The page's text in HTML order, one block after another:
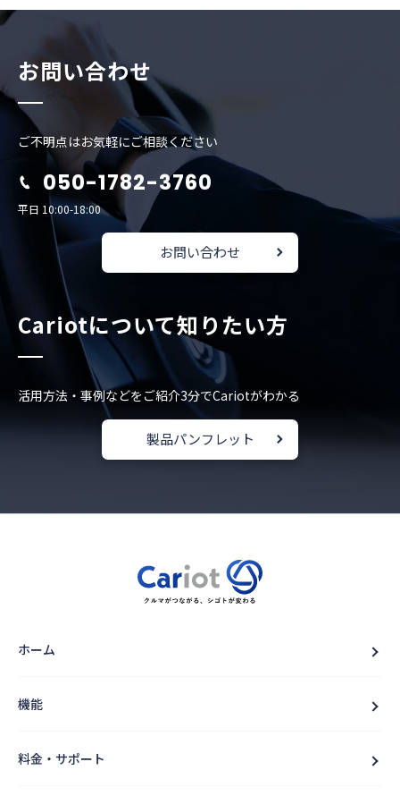
お問い合わせ
ご不明点はお気軽にご相談ください
050-1782-3760
平日 10:00-18:00
お問い合わせ
Cariotについて知りたい方
活用方法・事例などをご紹介3分でCariotがわかる
製品パンフレット
ホーム
機能
料金・サポート